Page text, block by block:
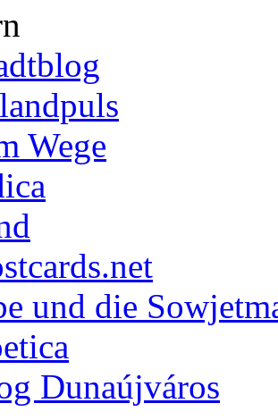
Wege
und die
Dunaújváros